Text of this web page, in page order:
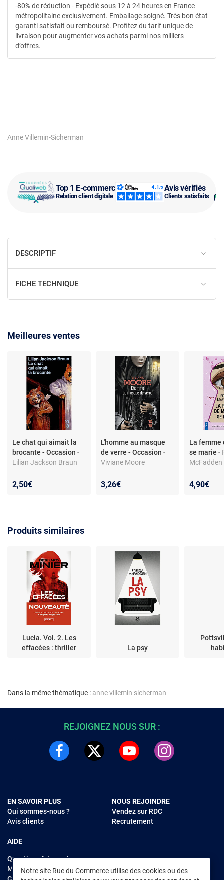
Top 1 E-commerce
Relation client digitale
Avis vérifiés
Clients satisfaits
Anne Villemin-Sicherman
-80% de réduction - Expédié sous 12 à 24 heures en France
métropolitaine exclusivement. Emballage soigné. Très bon état
garanti satisfait ou remboursé. Profitez du tarif unique de
livraison pour augmenter vos achats parmi nos milliers
d’offres.
DESCRIPTIF
FICHE TECHNIQUE
Meilleures ventes
Le chat qui aimait la
brocante - Occasion -
Lilian Jackson Braun
2,50€
L'homme au masque
de verre - Occasion-
Viviane Moore
3,26€
La femme
se marie-
McFadden
4,90€
Produits similaires
Lucia. Vol. 2. Les
effacées : thriller
La psy
Dans la même thématique : anne villemin sicherman
Notre site Rue du Commerce utilise des cookies ou des
REJOIGNEZ NOUS SUR :
EN SAVOIR PLUS
Qui sommes-nous ?
Avis clients
AIDE
Questions fréquentes
Modes de règlements
NOUS REJOINDRE
Vendez sur RDC
Recrutement